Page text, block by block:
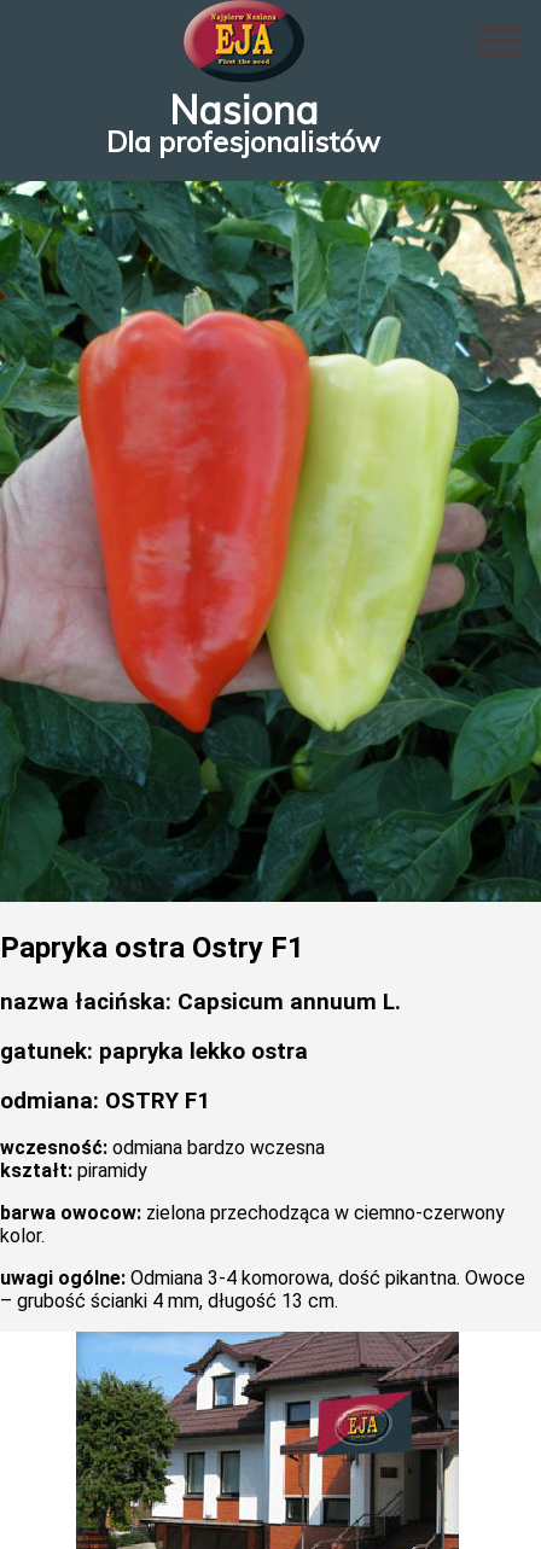
Nasiona
Dla profesjonalistów
Papryka ostra Ostry F1
nazwa łacińska: Capsicum annuum L.
gatunek: papryka lekko ostra
odmiana: OSTRY F1
wczesność: odmiana bardzo wczesna
kształt: piramidy
barwa owocow: zielona przechodząca w ciemno-czerwony
kolor.
uwagi ogólne: Odmiana 3-4 komorowa, dość pikantna. Owoce
– grubość ścianki 4 mm, długość 13 cm.